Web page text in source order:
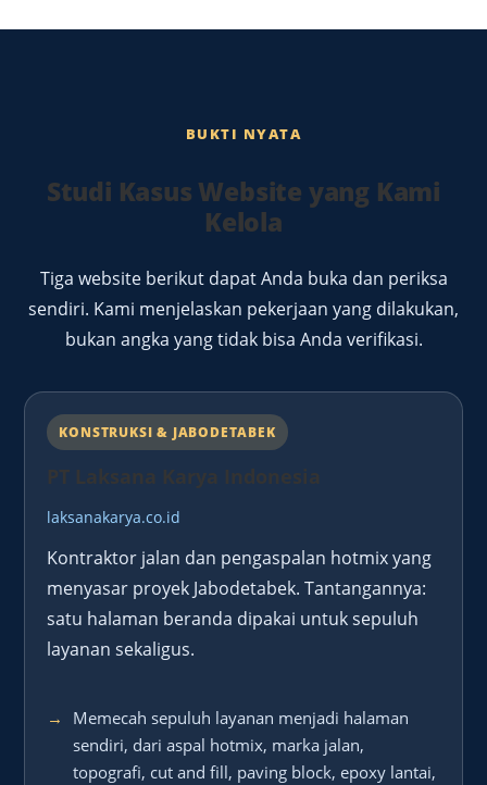
BUKTI NYATA
Studi Kasus Website yang Kami
Kelola
Tiga website berikut dapat Anda buka dan periksa
sendiri. Kami menjelaskan pekerjaan yang dilakukan,
bukan angka yang tidak bisa Anda verifikasi.
KONSTRUKSI & JABODETABEK
PT Laksana Karya Indonesia
laksanakarya.co.id
Kontraktor jalan dan pengaspalan hotmix yang
menyasar proyek Jabodetabek. Tantangannya:
satu halaman beranda dipakai untuk sepuluh
layanan sekaligus.
Memecah sepuluh layanan menjadi halaman
sendiri, dari aspal hotmix, marka jalan,
topografi, cut and fill, paving block, epoxy lantai,